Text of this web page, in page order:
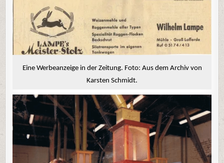
Eine Werbeanzeige in der Zeitung. Foto: Aus dem Archiv von
Karsten Schmidt.